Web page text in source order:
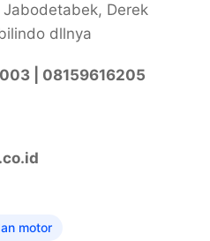
Derek
dllnya
| 08159616205
motor